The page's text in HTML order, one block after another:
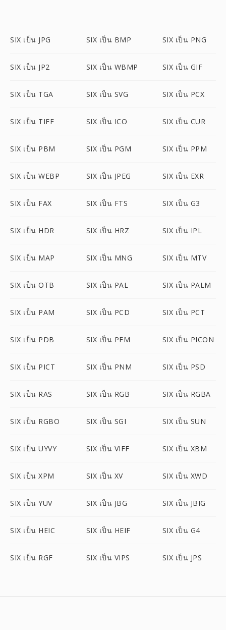
SIX เป็น JPG SIX เป็น BMP SIX เป็น PNG
SIX เป็น JP2 SIX เป็น WBMP SIX เป็น GIF
SIX เป็น TGA SIX เป็น SVG SIX เป็น PCX
SIX เป็น TIFF SIX เป็น ICO SIX เป็น CUR
SIX เป็น PBM SIX เป็น PGM SIX เป็น PPM
SIX เป็น WEBP SIX เป็น JPEG SIX เป็น EXR
SIX เป็น FAX SIX เป็น FTS SIX เป็น G3
SIX เป็น HDR SIX เป็น HRZ SIX เป็น IPL
SIX เป็น MAP SIX เป็น MNG SIX เป็น MTV
SIX เป็น OTB SIX เป็น PAL SIX เป็น PALM
SIX เป็น PAM SIX เป็น PCD SIX เป็น PCT
SIX เป็น PDB SIX เป็น PFM SIX เป็น PICON
SIX เป็น PICT SIX เป็น PNM SIX เป็น PSD
SIX เป็น RAS SIX เป็น RGB SIX เป็น RGBA
SIX เป็น RGBO SIX เป็น SGI SIX เป็น SUN
SIX เป็น UYVY SIX เป็น VIFF SIX เป็น XBM
SIX เป็น XPM SIX เป็น XV SIX เป็น XWD
SIX เป็น YUV SIX เป็น JBG SIX เป็น JBIG
SIX เป็น HEIC SIX เป็น HEIF SIX เป็น G4
SIX เป็น RGF SIX เป็น VIPS SIX เป็น JPS